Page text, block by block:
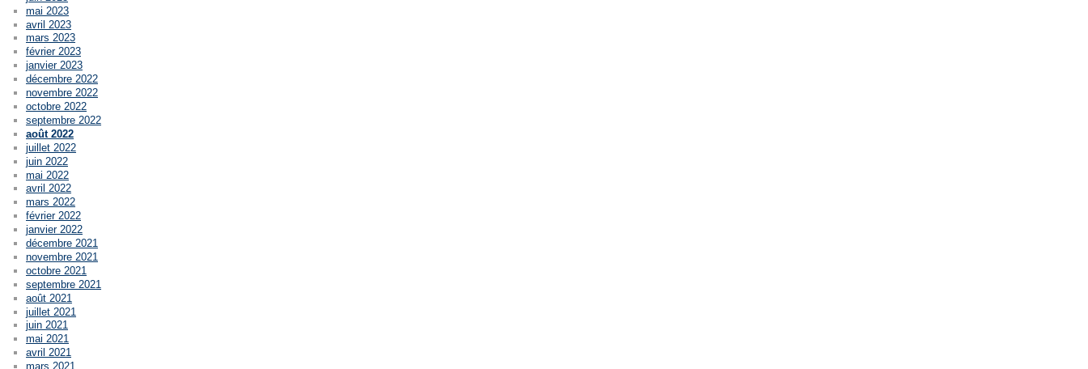
mai 2023
avril 2023
mars 2023
février 2023
janvier 2023
décembre 2022
novembre 2022
octobre 2022
septembre 2022
août 2022
juillet 2022
juin 2022
mai 2022
avril 2022
mars 2022
février 2022
janvier 2022
décembre 2021
novembre 2021
octobre 2021
septembre 2021
août 2021
juillet 2021
juin 2021
mai 2021
avril 2021
mars 2021